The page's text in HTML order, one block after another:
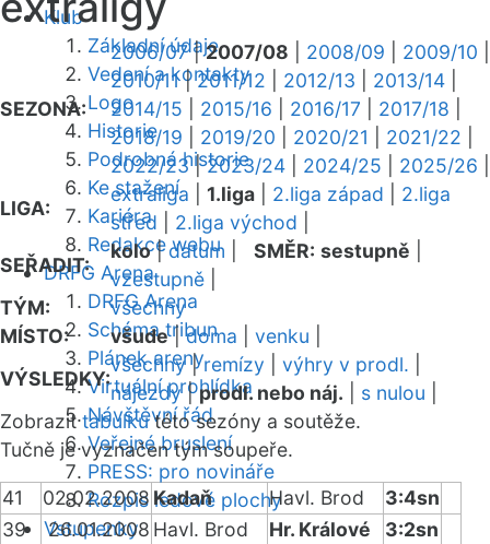
Klub
Základní údaje
Vedení a kontakty
Logo
Historie
Podrobná historie
Ke stažení
Kariéra
Redakce webu
DRFG Arena
DRFG Arena
Schéma tribun
Plánek areny
Virtuální prohlídka
Návštěvní řád
Veřejné bruslení
PRESS: pro novináře
Rozpis ledové plochy
Vstupenky
SEZONA:
2006/07|2007/08 2008/09 2009/10
2010/11|2011/12 2012/13 2013/14
2014/15
2015/16 2016/17 2017/18
2018/19
2019/20 2020/21 2021/22
2022/23|2023/24 2024/25 2025/26
LIGA:
extraliga 1.liga 2.liga západ
2.liga
střed
2.liga východ
SEŘADIT:
kolo|datum SMĚR: sestupně
vzestupně
TÝM:
všechny
MÍSTO:
všude|doma venku
VÝSLEDKY:
všechny|remízy výhry v prodl.
nájezdy|prodl. nebo náj. s nulou
Zobrazittabulkutéto sezóny a soutěže.
Tučně je vyznačen tým soupeře.
41 02.02.2008 Kadaň Havl. Brod
3:4sn
39
26.01.2008 Havl. Brod Hr. Králové
3:2sn